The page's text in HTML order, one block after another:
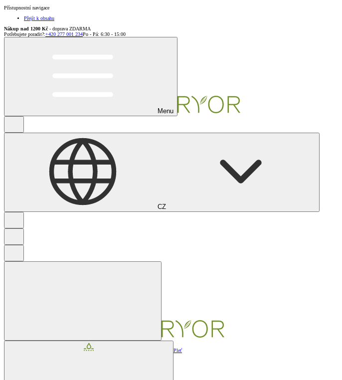
Přístupnostní navigace
Přejít k obsahu
Nákup nad 1200 Kč - doprava ZDARMA
Potřebujete poradit?:+420 277 001 234Po - Pá: 6:30 - 15:00
Menu
CZ
Pleť